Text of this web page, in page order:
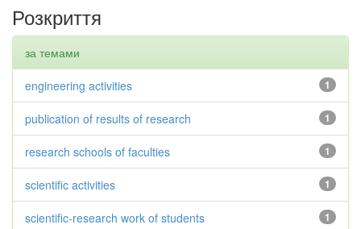
Розкриття
за темами
1
engineering activities
1
publication of results of research
1
research schools of faculties
1
scientific activities
1
scientific-research work of students